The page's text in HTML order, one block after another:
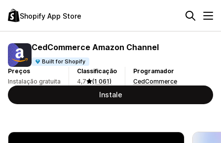
Shopify App Store
CedCommerce Amazon Channel
Built for Shopify
Preços
Instalação gratuita
Classificação
4,7
(1 061)
Programador
CedCommerce
Instale